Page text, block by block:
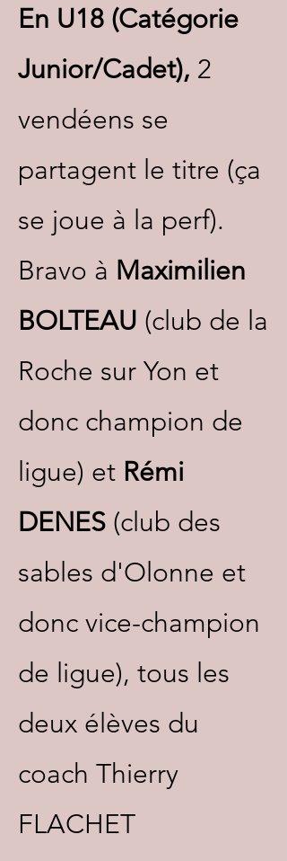
En U18 (Catégorie
Junior/Cadet), 2
vendéens se
partagent le titre (ça
se joue à la perf).
Bravo à Maximilien
BOLTEAU (club de la
Roche sur Yon et
donc champion de
ligue) et Rémi
DENES (club des
sables d'Olonne et
donc vice-champion
de ligue), tous les
deux élèves du
coach Thierry
FLACHET